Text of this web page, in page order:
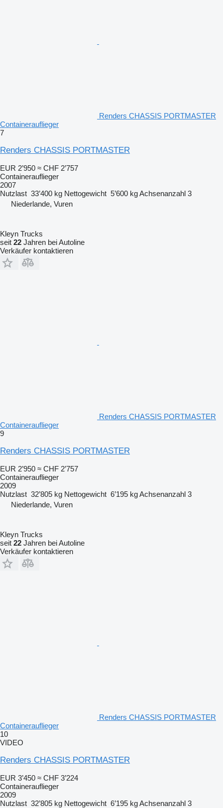
Renders CHASSIS PORTMASTER
Containerauflieger
7
Renders CHASSIS PORTMASTER
EUR 2’950 ≈ CHF 2’757
Containerauflieger
2007
Nutzlast 33’400 kg Nettogewicht 5’600 kgAchsenanzahl 3
Niederlande, Vuren
Kleyn Trucks
seit 22 Jahren bei Autoline
Verkäufer kontaktieren
Renders CHASSIS PORTMASTER
Containerauflieger
9
Renders CHASSIS PORTMASTER
EUR 2’950 ≈ CHF 2’757
Containerauflieger
2009
Nutzlast 32’805 kg Nettogewicht 6’195 kgAchsenanzahl 3
Niederlande, Vuren
Kleyn Trucks
seit 22 Jahren bei Autoline
Verkäufer kontaktieren
Renders CHASSIS PORTMASTER
Containerauflieger
10
VIDEO
Renders CHASSIS PORTMASTER
EUR 3’450 ≈ CHF 3’224
Containerauflieger
2009
Nutzlast 32’805 kg Nettogewicht 6’195 kgAchsenanzahl 3